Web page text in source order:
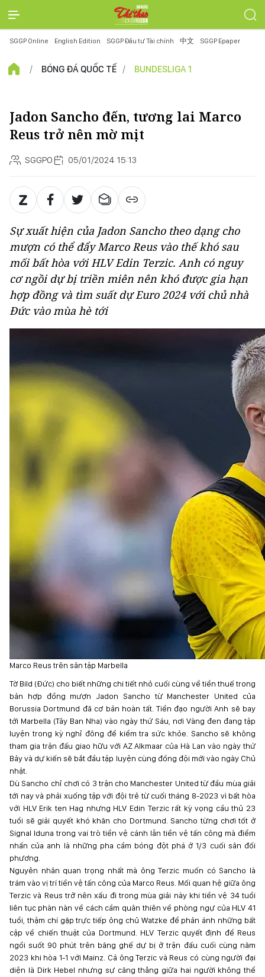
SGGP Online English Edition SGGP Đầu tư Tài chính 中文 SGGP Epaper
BÓNG ĐÁ QUỐC TẾ BUNDESLIGA 1
Jadon Sancho đến, tương lai Marco
Reus trở nên mờ mịt
SGGPO 05/01/2024 15:13
Sự xuất hiện của Jadon Sancho theo dạng cho
mượn có thể đẩy Marco Reus vào thế khó sau
mối bất hòa với HLV Edin Terzic. Anh có nguy
cơ ngồi dự bị triền miên nên khó được gia hạn
hợp đồng và tìm suất dự Euro 2024 với chủ nhà
Đức vào mùa hè tới
Marco Reus trên sân tập Marbella
Tờ Bild (Đức) cho biết những chi tiết nhỏ cuối cùng về tiền thuế trong
bản hợp đồng mượn Jadon Sancho từ Manchester United của
Borussia Dortmund đã cơ bản hoàn tất. Tiền đạo người Anh sẽ bay
tới Marbella (Tây Ban Nha) vào ngày thứ Sáu, nơi Vàng đen đang tập
luyện trong kỳ nghỉ đông để kiểm tra sức khỏe. Sancho sẽ không
tham gia trận đấu giao hữu với AZ Alkmaar của Hà Lan vào ngày thứ
Bảy và dự kiến sẽ bắt đầu tập luyện cùng đồng đội mới vào ngày Chủ
nhật.
Dù Sancho chỉ chơi có 3 trận cho Manchester United từ đầu mùa giải
tới nay và phải xuống tập với đội trẻ từ cuối tháng 8-2023 vì bất hòa
với HLV Erik ten Hag nhưng HLV Edin Terzic rất kỳ vọng cầu thủ 23
tuổi sẽ giải quyết khó khăn cho Dortmund. Sancho từng chơi tốt ở
Signal Iduna trong vai trò tiền vệ cánh lẫn tiền vệ tấn công mà điểm
nhấn của anh là những pha cầm bóng đột phá ở 1/3 cuối sân đối
phương.
Nguyên nhân quan trọng nhất mà ông Terzic muốn có Sancho là
trám vào vị trí tiền vệ tấn công của Marco Reus. Mối quan hệ giữa ông
Terzic và Reus trở nên xấu đi trong mùa giải này khi tiền vệ 34 tuổi
liên tục phàn nàn về cách cầm quân thiên về phòng ngự của HLV 41
tuổi, thậm chí gặp trực tiếp ông chủ Watzke để phản ánh những bất
cập về chiến thuật của Dortmund. HLV Terzic quyết định để Reus
ngồi suốt 90 phút trên băng ghế dự bị ở trận đấu cuối cùng năm
2023 khi hòa 1-1 với Mainz. Cả ông Terzic và Reus có cùng người đại
diện là Dirk Hebel nhưng sự căng thẳng giữa hai người không thể